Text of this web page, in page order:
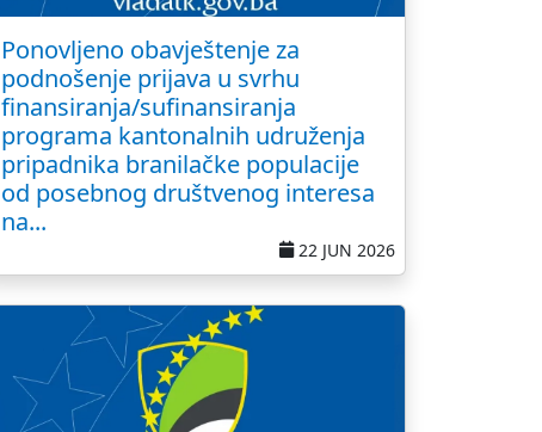
Ponovljeno obavještenje za
podnošenje prijava u svrhu
finansiranja/sufinansiranja
programa kantonalnih udruženja
pripadnika branilačke populacije
od posebnog društvenog interesa
na...
22 JUN 2026